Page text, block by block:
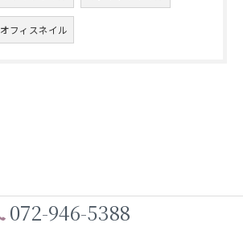
オフィスネイル
072-946-5388